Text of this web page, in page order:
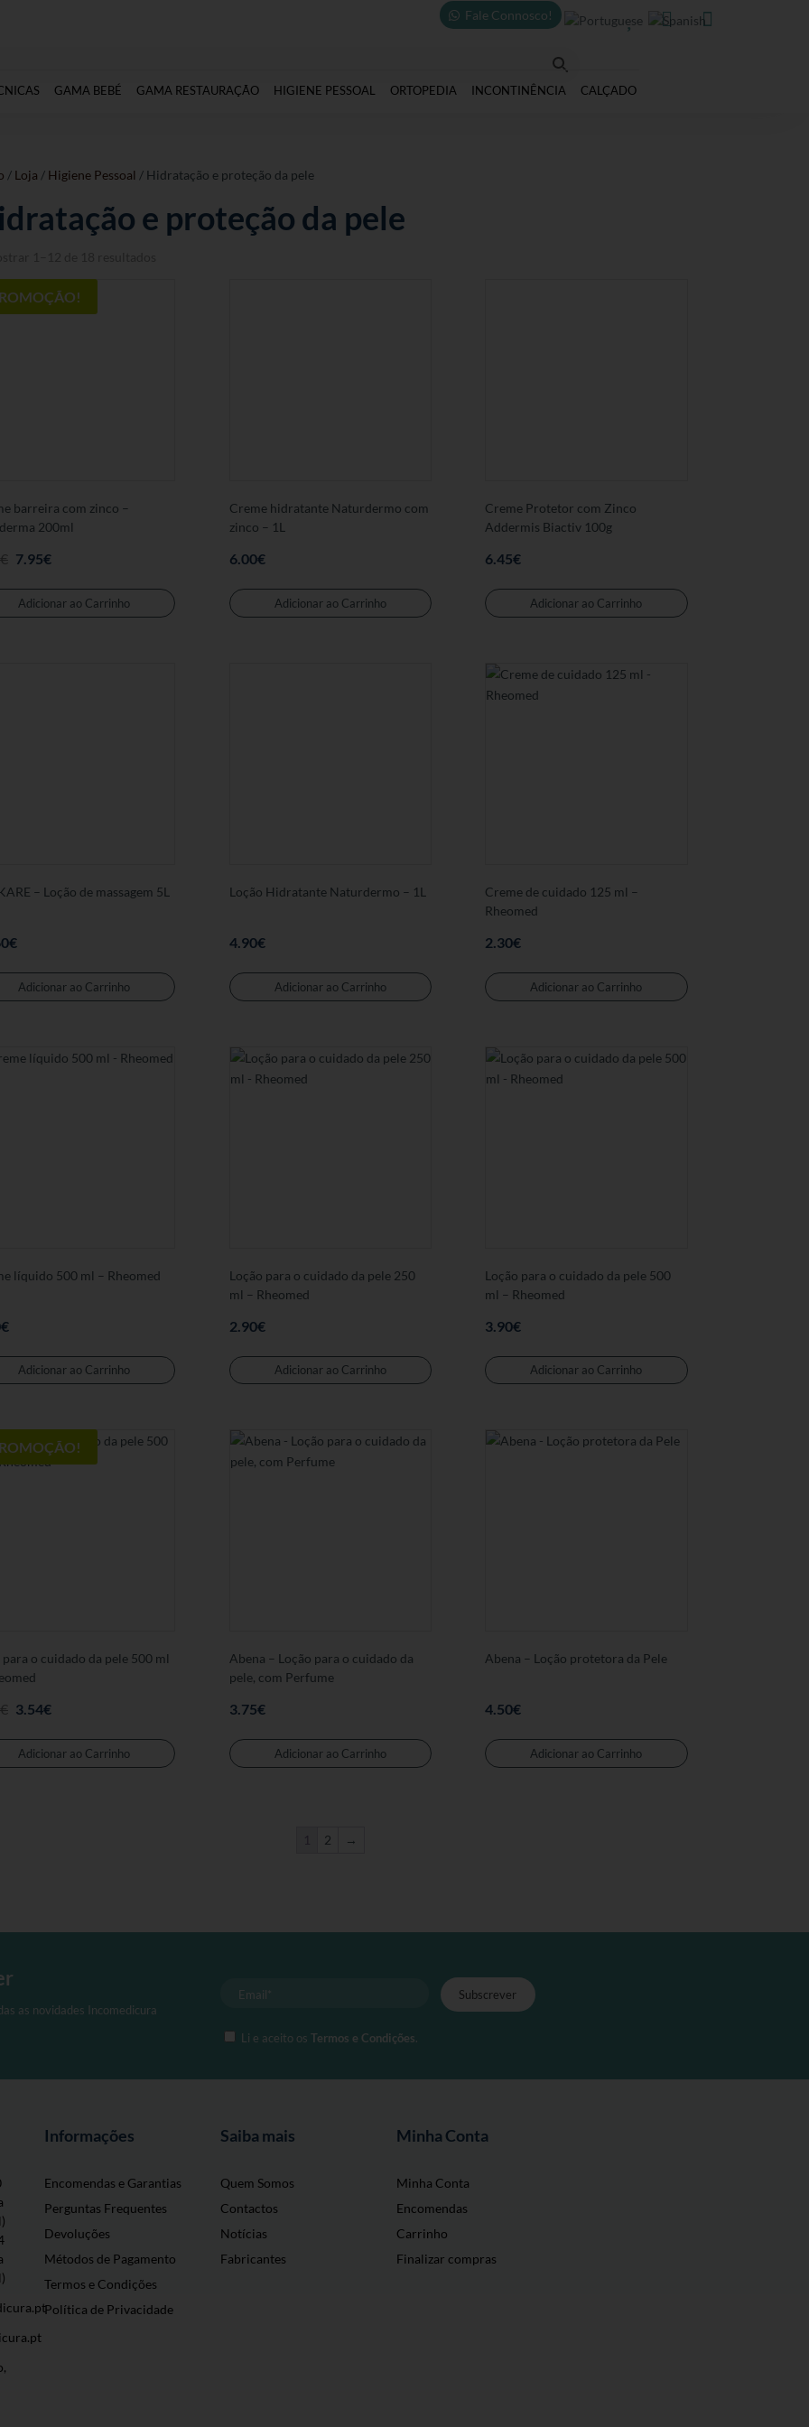
Fale Connosco!   
GAMA BEBÉ GAMA RESTAURAÇÃO HIGIENE PESSOAL ORTOPEDIA INCONTINÊNCIA CALÇADO
/ Loja / Higiene Pessoal / Hidratação e proteção da pele
e proteção da pele
barreira com zinco –
200ml
€ Preço
foi:
7.95€Preço
é:
Adicionar ao Carrinho
Creme hidratante Naturdermo com
zinco – 1L
6.00€
Adicionar ao Carrinho
Creme Protetor com Zinco
Addermis Biactiv 100g
6.45€
Adicionar ao Carrinho
– Loção de massagem 5L
€
Adicionar ao Carrinho
Loção Hidratante Naturdermo – 1L
4.90€
Adicionar ao Carrinho
Creme de cuidado 125 ml –
Rheomed
2.30€
Adicionar ao Carrinho
líquido 500 ml – Rheomed
€
Adicionar ao Carrinho
Loção para o cuidado da pele 250
ml – Rheomed
2.90€
Adicionar ao Carrinho
Loção para o cuidado da pele 500
ml – Rheomed
3.90€
Adicionar ao Carrinho
para o cuidado da pele 500 ml
€ Preço
foi:
3.54€Preço
é:
Adicionar ao Carrinho
Abena – Loção para o cuidado da
pele, com Perfume
3.75€
Adicionar ao Carrinho
Abena – Loção protetora da Pele
4.50€
Adicionar ao Carrinho
2 →
as novidades Incomedicura
Li e aceito osTermos e Condições.
Informações
Encomendas e Garantias
Perguntas Frequentes
Devoluções
Métodos de Pagamento
Termos e Condições
Política de Privacidade
Saiba mais
Quem Somos
Contactos
Notícias
Fabricantes
Minha Conta
Minha Conta
Encomendas
Carrinho
Finalizar compras